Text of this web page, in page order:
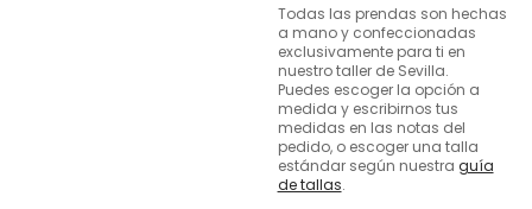
Todas las prendas son hechas
a mano y confeccionadas
exclusivamente para ti en
nuestro taller de Sevilla.
Puedes escoger la opción a
medida y escribirnos tus
medidas en las notas del
pedido, o escoger una talla
estándar según nuestra guía
de tallas.